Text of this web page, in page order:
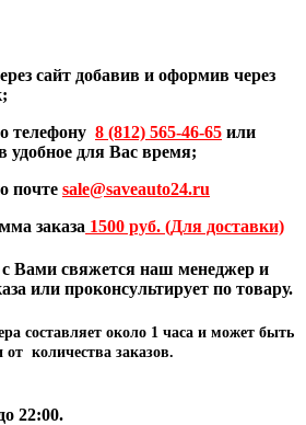
сайт добавив и оформив через
телефону 8 (812) 565-46-65 или
удобное для Вас время;
почте sale@saveauto24.ru
заказа 1500 руб. (Для доставки)
с Вами свяжется наш менеджер и
или проконсультирует по товару.
составляет около 1 часа и может быть
от количества заказов.
22:00.